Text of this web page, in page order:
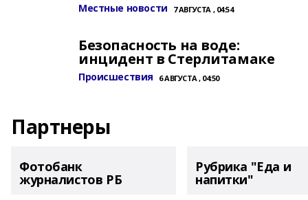
Местные новости 7 АВГУСТА , 04:54
Безопасность на воде:
инцидент в Стерлитамаке
Происшествия 6 АВГУСТА , 04:50
Партнеры
Фотобанк
журналистов РБ
Рубрика "Еда и
напитки"